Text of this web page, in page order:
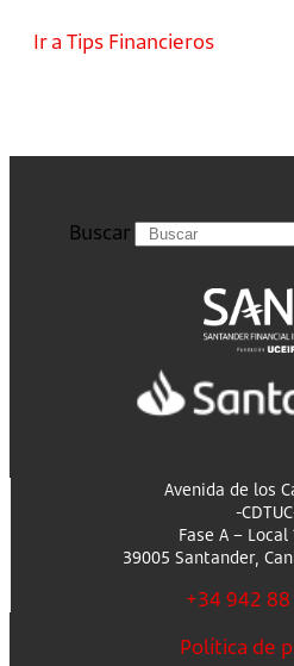
Ir a Tips Financieros
Buscar
Avenida de los
-
Fase A – Local
39005 Santander,
+34 942
Política de